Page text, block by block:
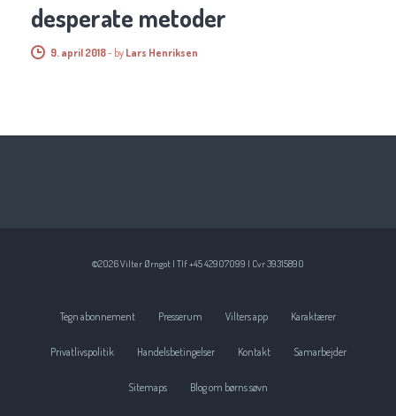
desperate metoder
9. april 2018- by Lars Henriksen
©2026 Vilter Ørngot | Tlf +45 42907099 | Cvr 39315890
Tegn abonnement Presserum Vilters app Karaktærer
Privatlivspolitik Handelsbetingelser Kontakt Samarbejder
Sitemaps Blog om børns søvn